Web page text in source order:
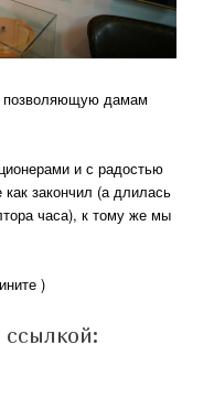
позволяющую дамам
и с радостью
закончил (а длилась
часа), к тому же мы
)
ссылкой: